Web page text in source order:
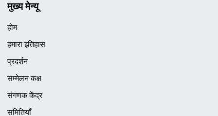
मुख्य मेन्यू
होम
हमारा इतिहास
प्रदर्शन
सम्मेलन कक्ष
संगणक केंद्र
समितियाँ